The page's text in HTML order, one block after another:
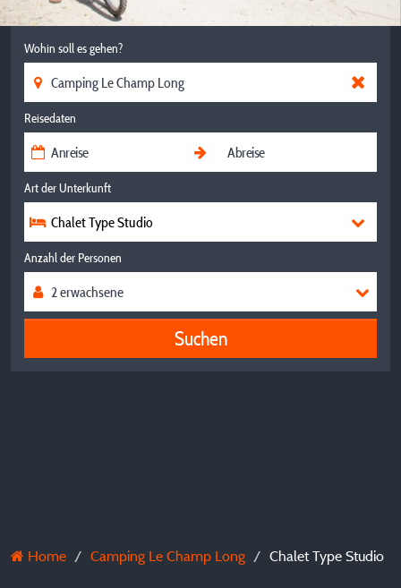
Wohin soll es gehen?
Reisedaten
Art der Unterkunft
Chalet Type Studio
Anzahl der Personen
Suchen
Home Camping Le Champ Long Chalet Type Studio